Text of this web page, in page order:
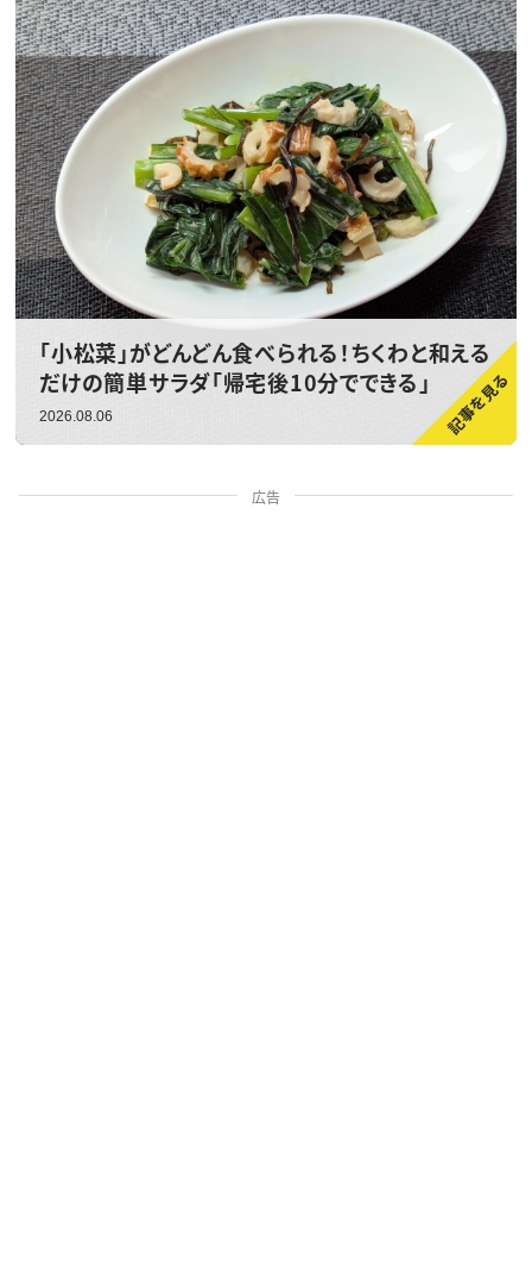
「小松菜」がどんどん食べられる！ちくわと和える
だけの簡単サラダ「帰宅後10分でできる」
2026.08.06
広告